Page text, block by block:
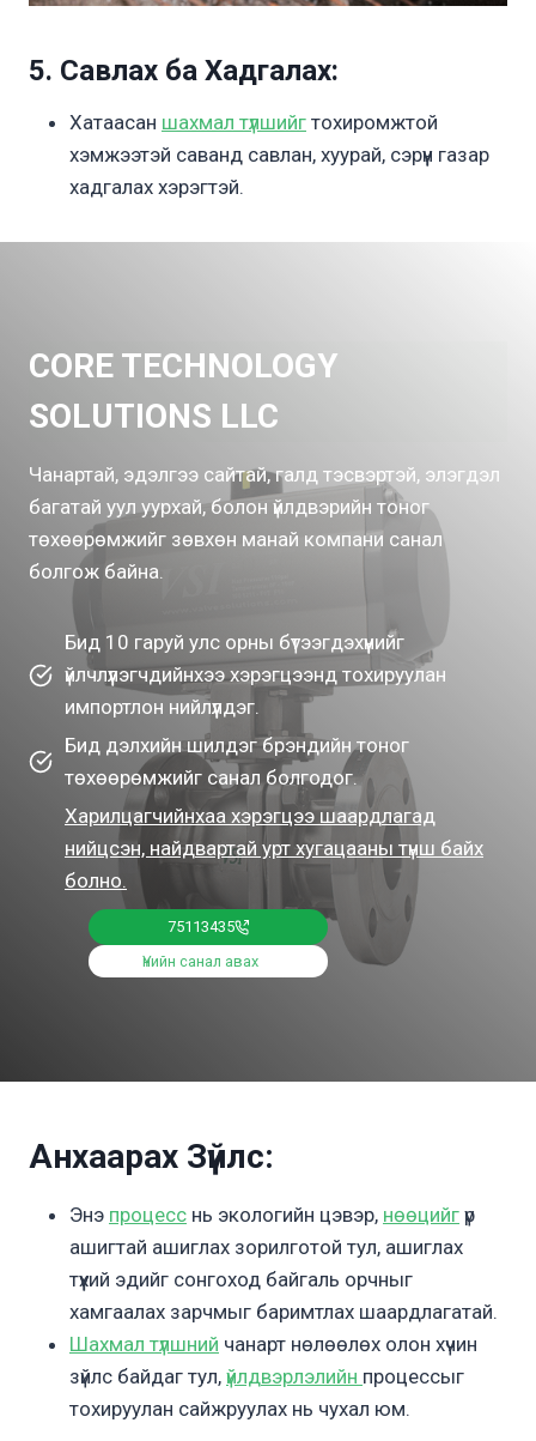
5. Савлах ба Хадгалах:
Хатаасан шахмал түлшийг тохиромжтой
хэмжээтэй саванд савлан, хуурай, сэрүүн газар
хадгалах хэрэгтэй.
CORE TECHNOLOGY
SOLUTIONS LLC
Чанартай, эдэлгээ сайтай, галд тэсвэртэй, элэгдэл
багатай уул уурхай, болон үйлдвэрийн тоног
төхөөрөмжийг зөвхөн манай компани санал
болгож байна.
Бид 10 гаруй улс орны бүтээгдэхүүнийг
үйлчлүүлэгчдийнхээ хэрэгцээнд тохируулан
импортлон нийлүүлдэг.
Бид дэлхийн шилдэг брэндийн тоног
төхөөрөмжийг санал болгодог.
Харилцагчийнхаа хэрэгцээ шаардлагад
нийцсэн, найдвартай урт хугацааны түнш байх
болно.
75113435
Үнийн санал авах
Анхаарах Зүйлс:
Энэ процесс нь экологийн цэвэр, нөөцийг үр
ашигтай ашиглах зорилготой тул, ашиглах
түүхий эдийг сонгоход байгаль орчныг
хамгаалах зарчмыг баримтлах шаардлагатай.
Шахмал түлшний чанарт нөлөөлөх олон хүчин
зүйлс байдаг тул, үйлдвэрлэлийн процессыг
тохируулан сайжруулах нь чухал юм.